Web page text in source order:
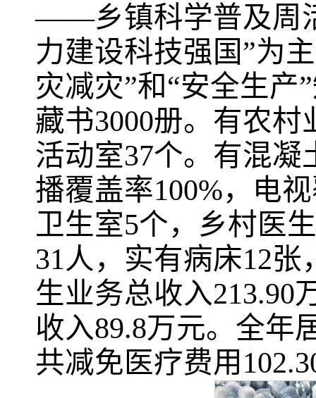
——乡镇科学普及周
力建设科技强国”为
灾减灾”和“安全生产
藏书3000册。有农
活动室37个。有混凝
播覆盖率100%，电
卫生室5个，乡村医
31人，实有病床12
生业务总收入213.90
收入89.8万元。全年
共减免医疗费用